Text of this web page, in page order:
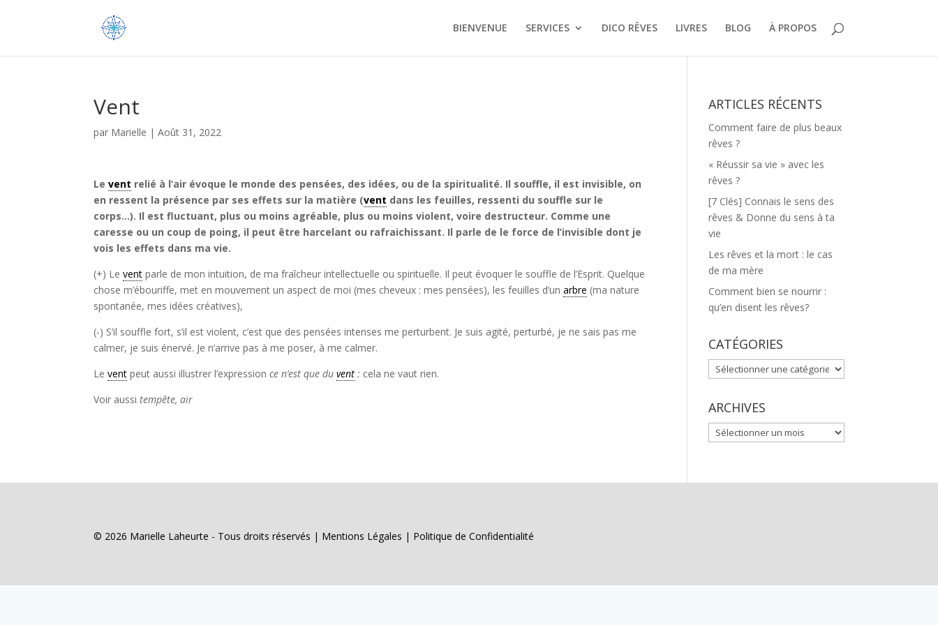
BIENVENUE SERVICES DICO RÊVES LIVRES BLOG À PROPOS
Vent
par Marielle |Août 31, 2022
Levent relié à l’air évoque le monde des pensées, des idées, ou de la spiritualité. Il souffle, il est invisible, on
en ressent la présence par ses effets sur la matière (vent dans les feuilles, ressenti du souffle sur le
corps…). Il est fluctuant, plus ou moins agréable, plus ou moins violent, voire destructeur. Comme une
caresse ou un coup de poing, il peut être harcelant ou rafraichissant. Il parle de le force de l’invisible dont je
vois les effets dans ma vie.
(+) Levent parle de mon intuition, de ma fraîcheur intellectuelle ou spirituelle. Il peut évoquer le souffle de l’Esprit. Quelque
chose m’ébouriffe, met en mouvement un aspect de moi (mes cheveux : mes pensées), les feuilles d’unarbre (ma nature
spontanée, mes idées créatives),
(-) S’il souffle fort, s’il est violent, c’est que des pensées intenses me perturbent. Je suis agité, perturbé, je ne sais pas me
calmer, je suis énervé. Je n’arrive pas à me poser, à me calmer.
Levent peut aussi illustrer l’expressionce n’est que duvent : cela ne vaut rien.
Voir aussitempête, air
ARTICLES RÉCENTS
Comment faire de plus beaux
rêves ?
« Réussir sa vie » avec les
rêves ?
[7 Clés] Connais le sens des
rêves & Donne du sens à ta
vie
Les rêves et la mort : le cas
de ma mère
Comment bien se nourrir :
qu’en disent les rêves?
CATÉGORIES
CATÉGORIES
ARCHIVES
ARCHIVES
© 2026 Marielle Laheurte - Tous droits réservés | Mentions Légales | Politique de Confidentialité